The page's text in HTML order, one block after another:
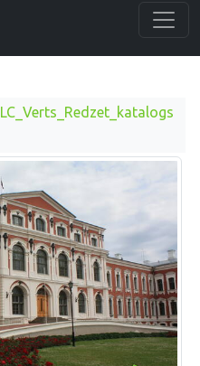
LC_Verts_Redzet_katalogs